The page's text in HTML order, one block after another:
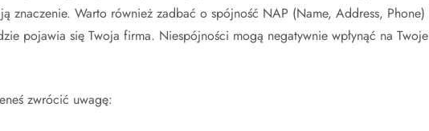
znaczenie. Warto również zadbać o spójność NAP (Name, Address, Phone)
pojawia się Twoja firma. Niespójności mogą negatywnie wpłynąć na Twoje
zwrócić uwagę: